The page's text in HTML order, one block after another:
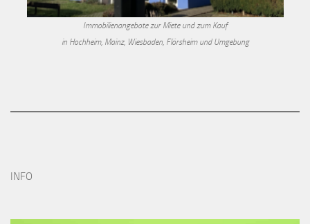
Immobilienangebote zur Miete und zum Kauf
in Hochheim, Mainz, Wiesbaden, Flörsheim und Umgebung
INFO